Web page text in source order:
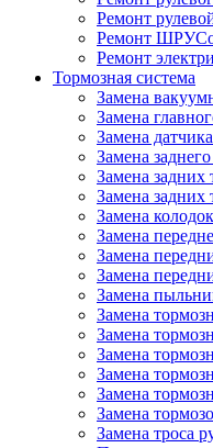
Ремонт
Ремонт
Ремонт
Тормозная система
Замена
Замена
Замена
Замена
Замена задних
Замена задних
Замена
Замена
Замена
Замена
Замена
Замена
Замена
Замена
Замена
Замена
Замена
Замена троса